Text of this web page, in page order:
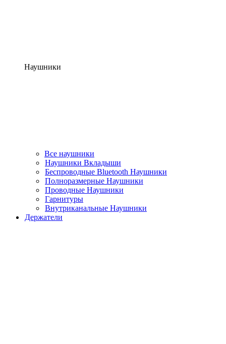
Наушники
Все наушники
Наушники Вкладыши
Беспроводные Bluetooth Наушники
Полноразмерные Наушники
Проводные Наушники
Гарнитуры
Внутриканальные Наушники
Держатели